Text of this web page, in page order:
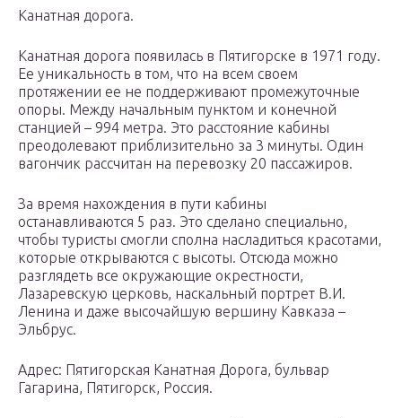
Канатная дорога.
Канатная дорога появилась в Пятигорске в 1971 году.
Ее уникальность в том, что на всем своем
протяжении ее не поддерживают промежуточные
опоры. Между начальным пунктом и конечной
станцией – 994 метра. Это расстояние кабины
преодолевают приблизительно за 3 минуты. Один
вагончик рассчитан на перевозку 20 пассажиров.
За время нахождения в пути кабины
останавливаются 5 раз. Это сделано специально,
чтобы туристы смогли сполна насладиться красотами,
которые открываются с высоты. Отсюда можно
разглядеть все окружающие окрестности,
Лазаревскую церковь, наскальный портрет В.И.
Ленина и даже высочайшую вершину Кавказа –
Эльбрус.
Адрес: Пятигорская Канатная Дорога, бульвар
Гагарина, Пятигорск, Россия.